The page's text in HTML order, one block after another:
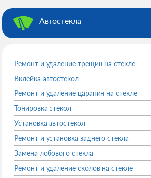
Автостекла
Ремонт и удаление трещин на стекле
Вклейка автостекол
Ремонт и удаление царапин на стекле
Тонировка стекол
Установка автостекол
Ремонт и установка заднего стекла
Замена лобового стекла
Ремонт и удаление сколов на стекле